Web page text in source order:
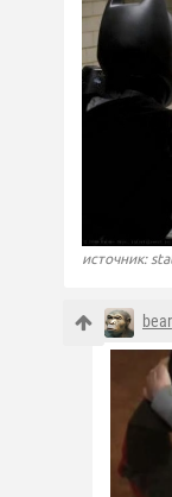
источник: